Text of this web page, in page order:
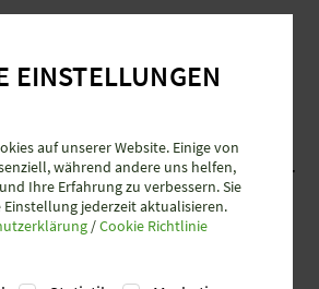
ist auf jeden Fall empfehlenswert.
Sache auch kurzweilig. Nicht
dass das Forumkostenlos für
GmbH
EINSTELLUNGEN
auf unserer Website. Einige von
während andere uns helfen,
Ihre Erfahrung zu verbessern. Sie
jederzeit aktualisieren.
/Cookie Richtlinie